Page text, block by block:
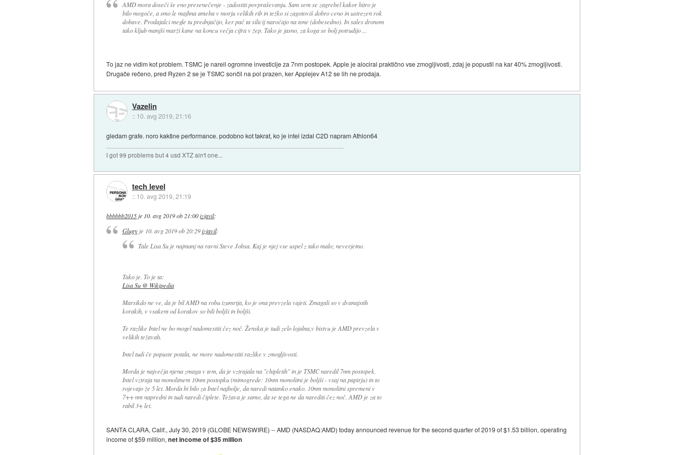
AMD mora doseči še eno presenečenje - zadostiti povpraševanju. Sam sem se zagrebel kakor hitro je
bilo mogoče, a smo le majhna ameba v morju velikih rib in težko si zagotoviš dobro ceno in ustrezen rok
dobave. Prodajalci megle tu prednjačijo, ker pač ta silicij naročajo na tone (dobesedno). In sales dronom
tako kljub manjši marži kane na koncu večja cifra v žep. Tako je jasno, za koga se bolj potrudijo ...
To jaz ne vidim kot problem. TSMC je nareil ogromne investicije za 7nm postopek. Apple je alociral praktično vse zmogljivosti, zdaj je popustil na kar 40% zmogljivosti.
Drugače rečeno, pred Ryzen 2 se je TSMC sončil na pol prazen, ker Applejev A12 se lih ne prodaja.
Vazelin
:: 10. avg 2019, 21:16
gledam grafe. noro kakšne performance. podobno kot takrat, ko je intel izdal C2D napram Athlon64
I got 99 problems but 4 usd XTZ ain't one...
tech level
:: 10. avg 2019, 21:19
bbbbbb2015 je 10. avg 2019 ob 21:00 izjavil:
Glugyje 10. avg 2019 ob 20:29 izjavil:
Tale Lisa Su je najmanj na ravni Steve Jobsa. Kaj je njej vse uspel z tako malo; neverjetno.
Tako je. To je ta:
Lisa Su @ Wikipedia
Marsikdo ne ve, da je bil AMD na robu izumrtja, ko je ona prevzela vajeti. Zmagali so v dvanajstih
korakih, v vsakem od korakov so bili boljši in boljši.
Te razlike Intel ne bo mogel nadomestiti čez noč. Ženska je tudi zelo lojalna,v bistvu je AMD prevzela v
velikih težavah.
Intel tudi če popuste potala, ne more nadomestiti razlike v zmogljivosti.
Morda je največja njena zmaga v tem, da je vztrajala na "chipletih" in je TSMC naredil 7nm postopek.
Intel vztraja na monolitnem 10nm postopku (mimogrede: 10nm monolitni je boljši - vsaj na papirju) in to
rojevajo že 5 let. Morda bi bilo za Intel najbolje, da naredi natanko enako. 10nm monolitni spremeni v
7++ nm napredni in tudi naredi čiplete. Težava je samo, da se tega ne da narediti čez noč. AMD je za to
rabil 3+ let.
SANTA CLARA, Calif., July 30, 2019 (GLOBE NEWSWIRE) -- AMD (NASDAQ:AMD) today announced revenue for the second quarter of 2019 of $1.53 billion, operating
income of $59 million,net income of $35 million